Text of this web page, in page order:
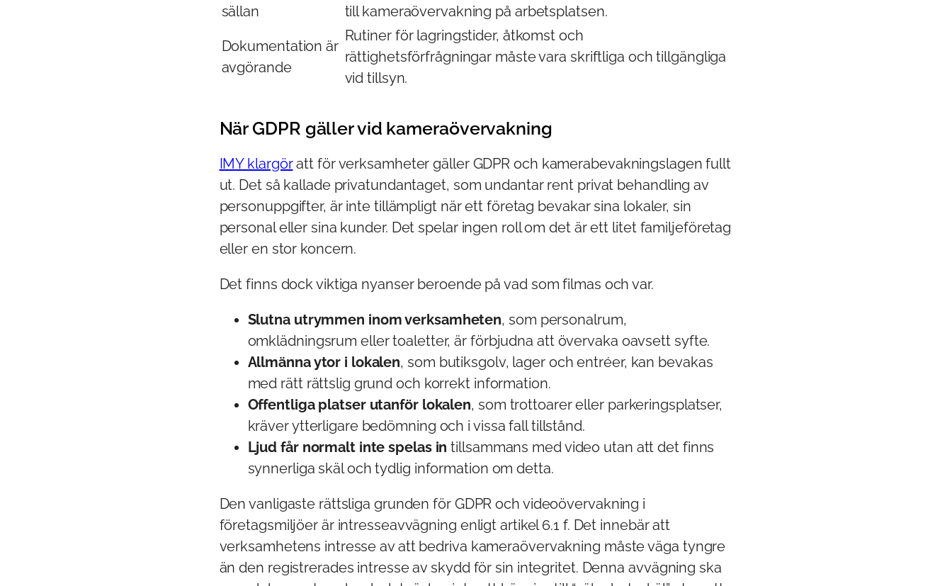
sällan
till kameraövervakning på arbetsplatsen.
Dokumentation är
avgörande
Rutiner för lagringstider, åtkomst och
rättighetsförfrågningar måste vara skriftliga och tillgängliga
vid tillsyn.
När GDPR gäller vid kameraövervakning
IMY klargöratt för verksamheter gäller GDPR och kamerabevakningslagen fullt
ut. Det så kallade privatundantaget, som undantar rent privat behandling av
personuppgifter, är inte tillämpligt när ett företag bevakar sina lokaler, sin
personal eller sina kunder. Det spelar ingen roll om det är ett litet familjeföretag
eller en stor koncern.
Det finns dock viktiga nyanser beroende på vad som filmas och var.
Slutna utrymmen inom verksamheten, som personalrum,
omklädningsrum eller toaletter, är förbjudna att övervaka oavsett syfte.
Allmänna ytor i lokalen, som butiksgolv, lager och entréer, kan bevakas
med rätt rättslig grund och korrekt information.
Offentliga platser utanför lokalen, som trottoarer eller parkeringsplatser,
kräver ytterligare bedömning och i vissa fall tillstånd.
Ljud får normalt inte spelas in tillsammans med video utan att det finns
synnerliga skäl och tydlig information om detta.
Den vanligaste rättsliga grunden för GDPR och videoövervakning i
företagsmiljöer är intresseavvägning enligt artikel 6.1 f. Det innebär att
verksamhetens intresse av att bedriva kameraövervakning måste väga tyngre
än den registrerades intresse av skydd för sin integritet. Denna avvägning ska